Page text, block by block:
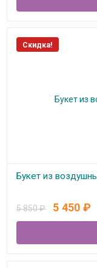
Скидка!
Букет из
5 850₽ 5 450 ₽